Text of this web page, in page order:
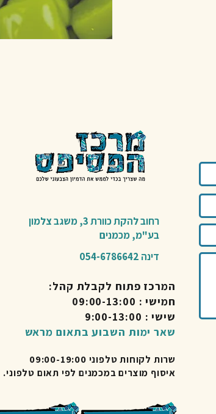
רחוב להקת כוורת 3,
משגב צלמון
בע"מ,מכמנים​
דינה 054-6786642
המרכז פתוח לקבלת קהל:
חמישי : 09:00-13:00
שישי : 9:00-13:00
שאר ימות השבוע בתאום מראש
שרות לקוחות טלפוני 09:00-19:00
איסוף מוצרים במכמנים לפי תאום טלפוני.